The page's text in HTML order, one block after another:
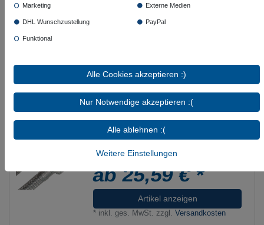
Verlängerung DN8 - 3/4"ÜM x 3/4"AG
Artikel anzeigen
*inkl. ges. MwSt.zzgl.Versandkosten
SFX® Panzerschlauch DN8 1/2"ÜM x
3/4"ÜM mit 90° Bogen Edelstahl
Flexschlauch
ab 25,59 € *
Artikel anzeigen
* inkl. ges. MwSt. zzgl.Versandkosten
Marketing Externe Medien
DHL Wunschzustellung PayPal
Funktional
Alle Cookies akzeptieren :)
Nur Notwendige akzeptieren :(
Alle ablehnen :(
Weitere Einstellungen